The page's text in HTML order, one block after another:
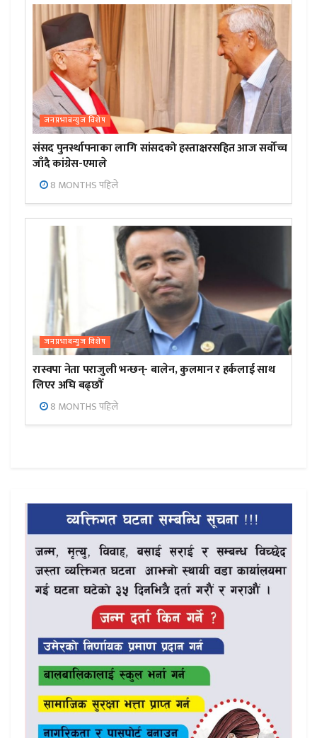
जनप्रभाबन्युज विशेष
संसद पुनर्स्थापनाका लागि सांसदको हस्ताक्षरसहित आज सर्वोच्च
जाँदै कांग्रेस-एमाले
8 MONTHS पहिले
जनप्रभाबन्युज विशेष
रास्वपा नेता पराजुली भन्छन्- बालेन, कुलमान र हर्कलाई साथ
लिएर अघि बढ्छौँ
8 MONTHS पहिले